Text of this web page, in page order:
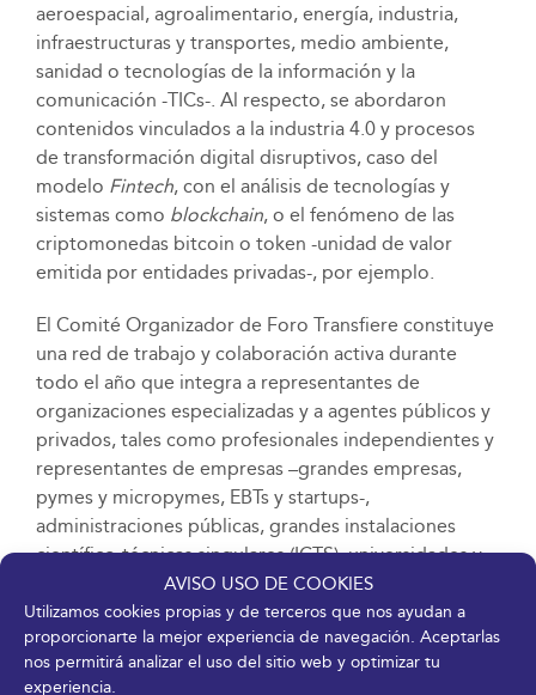
AVISO USO DE COOKIES
Utilizamos cookies propias y de terceros que nos ayudan a
proporcionarte la mejor experiencia de navegación. Aceptarlas
nos permitirá analizar el uso del sitio web y optimizar tu
experiencia.
aeroespacial, agroalimentario, energía, industria,
infraestructuras y transportes, medio ambiente,
sanidad o tecnologías de la información y la
comunicación -TICs-. Al respecto, se abordaron
contenidos vinculados a la industria 4.0 y procesos
de transformación digital disruptivos, caso del
modelo Fintech, con el análisis de tecnologías y
sistemas como blockchain, o el fenómeno de las
criptomonedas bitcoin o token -unidad de valor
emitida por entidades privadas-, por ejemplo.
El Comité Organizador de Foro Transfiere constituye
una red de trabajo y colaboración activa durante
todo el año que integra a representantes de
organizaciones especializadas y a agentes públicos y
privados, tales como profesionales independientes y
representantes de empresas –grandes empresas,
pymes y micropymes, EBTs y startups-,
administraciones públicas, grandes instalaciones
científico-técnicas singulares (ICTS), universidades y
centros de investigación universitarios, fundaciones,
organismos públicos de investigación (OPIS) y
centros tecnológicos, plataformas tecnológicas,
puntos de contacto regionales de transferencia de